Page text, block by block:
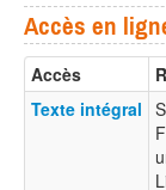
Accès en
Accès
Texte intégral